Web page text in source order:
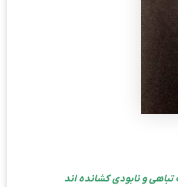
و نابودی کشانده اند